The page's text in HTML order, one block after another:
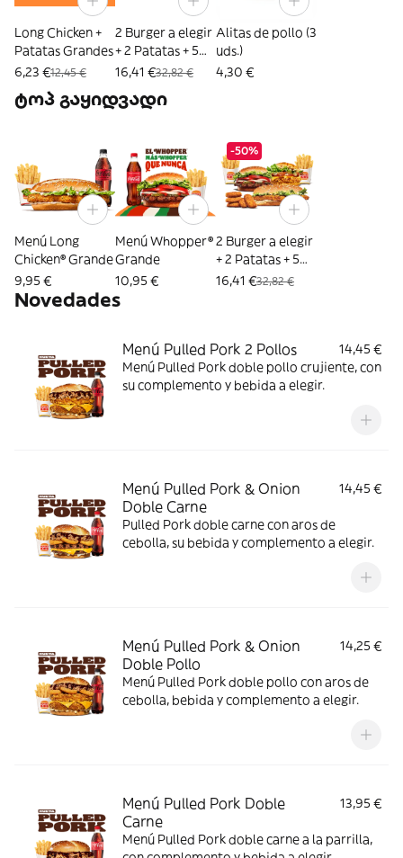
Long Chicken +
Patatas Grandes
6,23 €12,45 €
2 Burger a elegir
+ 2 Patatas + 5
Nuggets
16,41 €32,82 €
Alitas de pollo (3
uds.)
4,30 €
ტოპ გაყიდვადი
Menú Long
Chicken® Grande
9,95 €
Menú Whopper®
Grande
10,95 €
-50%
2 Burger a elegir
+ 2 Patatas + 5
Nuggets
16,41 €32,82 €
Novedades
Menú Pulled Pork 2 Pollos
14,45 €
Menú Pulled Pork doble pollo crujiente, con
su complemento y bebida a elegir.
Menú Pulled Pork & Onion
Doble Carne
14,45 €
Pulled Pork doble carne con aros de
cebolla, su bebida y complemento a elegir.
Menú Pulled Pork & Onion
Doble Pollo
14,25 €
Menú Pulled Pork doble pollo con aros de
cebolla, bebida y complemento a elegir.
Menú Pulled Pork Doble
Carne
13,95 €
Menú Pulled Pork doble carne a la parrilla,